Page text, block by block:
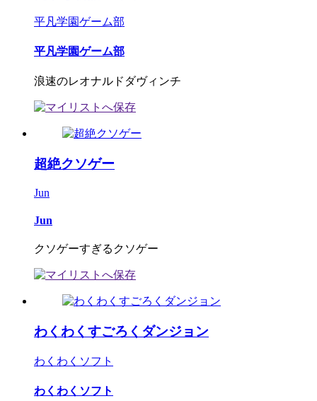
平凡学園ゲーム部
平凡学園ゲーム部
浪速のレオナルドダヴィンチ
超絶クソゲー
Jun
Jun
クソゲーすぎるクソゲー
わくわくすごろくダンジョン
わくわくソフト
わくわくソフト